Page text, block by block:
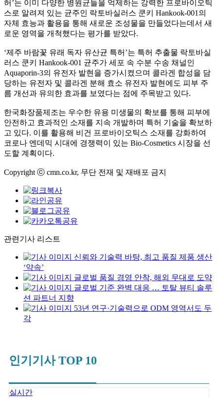
허 ’는 이미 다양한 병원균들을 억제하는 강력한 프로바이오틱
스로 알려져 있는 균주인 락토바실러스 쿤키 Hankook-001 의
자체 효능과 활용을 통해 새로운 조성물을 만들었다는데서 새
로운 영역을 개척했다는 평가를 받았다.
‘제주 바람꽃 유래 독자 유산균 특허 ’는 특허 추출물 락토바실
러스 쿤키 Hankook-001 균주가 세포 속 수분 수송 채널인
Aquaporin-3의 유전자 발현을 증가시켰으며 콜라겐 합성을 담
당하는 유전자 및 콜라겐 분해 효소 유전자 발현에도 피부 주
름 개선과 유의한 효과를 보였다는 점에 주목받고 있다.
한국화장품제조는 우수한 유용 미생물의 확보를 통해 피부에
안전하고 효과적인 소재를 지속 개발하며 특허 기술을 확보하
고 있다. 이를 활용해 비건 프로바이오틱스 소재를 강화하여
코로나 엔데믹 시대에 경쟁력이 있는 Bio-Cosmetics 시장을 선
도할 계획이다.
Copyright ⓒ cmn.co.kr, 무단 전재 및 재배포 금지
관련기사 리스트
신뢰와 기술력 바탕, 최고 품질 제품 생산
‘약속’
글로벌 품질 경영 안착, 해외 무대로 도약
글로벌 기준 완벽 대응 … 토탈 뷰티 솔루
션 파트너 지향
53년 연구·기술력으로 ODM 영역서도 두
각
인기기사 TOP 10
실시간